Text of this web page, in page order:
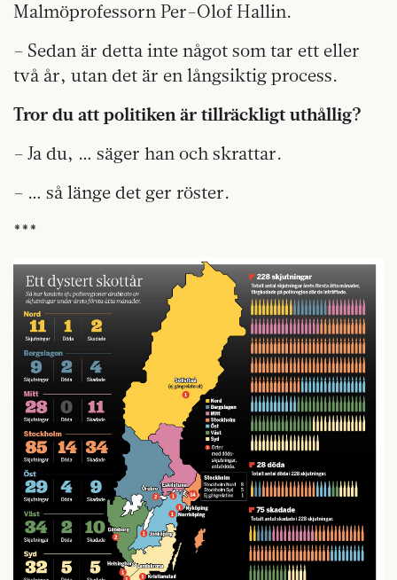
Malmöprofessorn Per-Olof Hallin.
– Sedan är detta inte något som tar ett eller
två år, utan det är en långsiktig process.
Tror du att politiken är tillräckligt uthållig?
– Ja du, … säger han och skrattar.
– … så länge det ger röster.
***